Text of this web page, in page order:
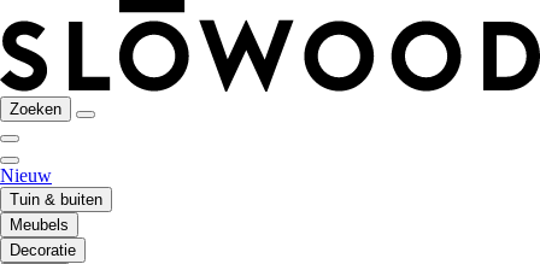
Zoeken
Nieuw
Tuin & buiten
Meubels
Decoratie